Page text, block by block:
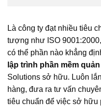
Là công ty đạt nhiều tiêu
tượng như ISO
có thể phần nào khẳng
lập trình phần mềm
Solutions sở hữu. Luôn
hàng, đưa ra tư vấn
tiêu chuẩn để việc sở hữu